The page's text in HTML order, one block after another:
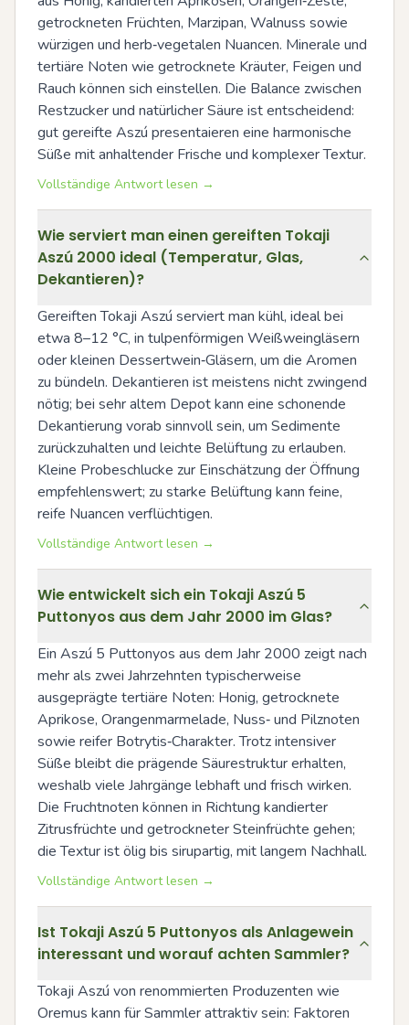
getrockneten Früchten, Marzipan, Walnuss sowie
würzigen und herb‑vegetalen Nuancen. Minerale und
tertiäre Noten wie getrocknete Kräuter, Feigen und
Rauch können sich einstellen. Die Balance zwischen
Restzucker und natürlicher Säure ist entscheidend:
gut gereifte Aszú presentaieren eine harmonische
Süße mit anhaltender Frische und komplexer Textur.
Vollständige Antwort lesen →
Wie serviert man einen gereiften Tokaji
Aszú 2000 ideal (Temperatur, Glas,
Dekantieren)?
Gereiften Tokaji Aszú serviert man kühl, ideal bei
etwa 8–12 °C, in tulpenförmigen Weißweingläsern
oder kleinen Dessertwein‑Gläsern, um die Aromen
zu bündeln. Dekantieren ist meistens nicht zwingend
nötig; bei sehr altem Depot kann eine schonende
Dekantierung vorab sinnvoll sein, um Sedimente
zurückzuhalten und leichte Belüftung zu erlauben.
Kleine Probeschlucke zur Einschätzung der Öffnung
empfehlenswert; zu starke Belüftung kann feine,
reife Nuancen verflüchtigen.
Vollständige Antwort lesen →
Wie entwickelt sich ein Tokaji Aszú 5
Puttonyos aus dem Jahr 2000 im Glas?
Ein Aszú 5 Puttonyos aus dem Jahr 2000 zeigt nach
mehr als zwei Jahrzehnten typischerweise
ausgeprägte tertiäre Noten: Honig, getrocknete
Aprikose, Orangenmarmelade, Nuss‑ und Pilznoten
sowie reifer Botrytis‑Charakter. Trotz intensiver
Süße bleibt die prägende Säurestruktur erhalten,
weshalb viele Jahrgänge lebhaft und frisch wirken.
Die Fruchtnoten können in Richtung kandierter
Zitrusfrüchte und getrockneter Steinfrüchte gehen;
die Textur ist ölig bis sirupartig, mit langem Nachhall.
Vollständige Antwort lesen →
Ist Tokaji Aszú 5 Puttonyos als Anlagewein
interessant und worauf achten Sammler?
Tokaji Aszú von renommierten Produzenten wie
Oremus kann für Sammler attraktiv sein: Faktoren